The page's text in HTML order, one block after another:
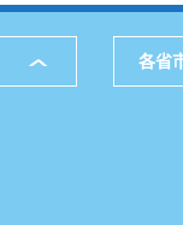
各省